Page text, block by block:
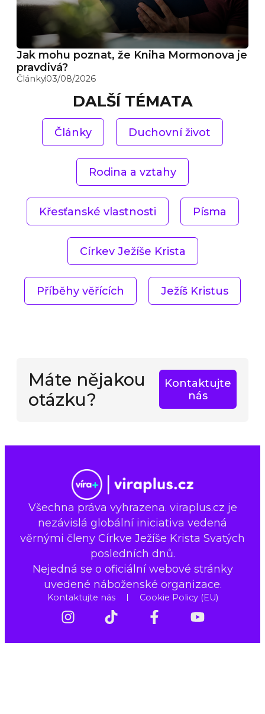
Jak mohu poznat, že Kniha Mormonova je
pravdivá?
Články03/08/2026
DALŠÍ TÉMATA
Články Duchovní život
Rodina a vztahy
Křesťanské vlastnosti Písma
Církev Ježíše Krista
Příběhy věřících Ježíš Kristus
Máte nějakou
otázku?
Kontaktujte
nás
Všechna práva vyhrazena. viraplus.cz je
nezávislá globální iniciativa vedená
věrnými členy Církve Ježíše Krista Svatých
posledních dnů.
Nejedná se o oficiální webové stránky
uvedené náboženské organizace.
Kontaktujte nás Cookie Policy (EU)